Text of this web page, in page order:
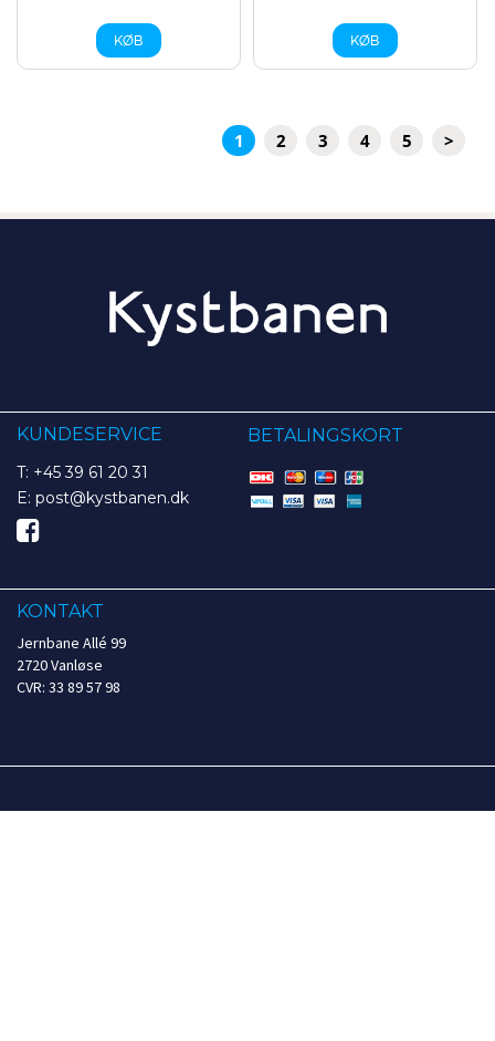
1 2 3 4 5 >
KUNDESERVICE
T: +45 39 61 20 31
E: post@kystbanen.dk
BETALINGSKORT
KONTAKT
Jernbane Allé 99
2720 Vanløse
CVR: 33 89 57 98